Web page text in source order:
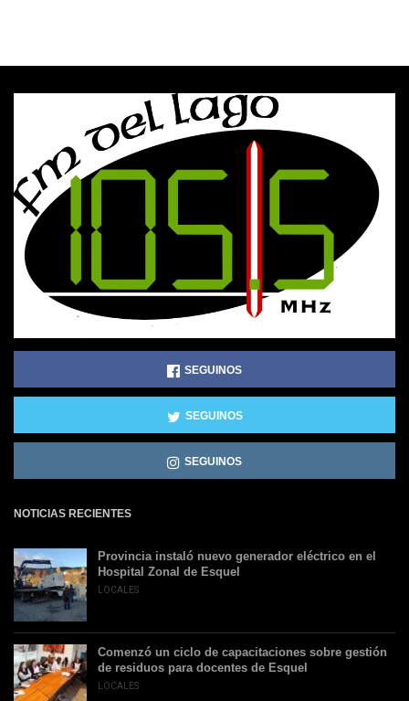
SEGUINOS
SEGUINOS
SEGUINOS
NOTICIAS RECIENTES
Provincia instaló nuevo generador eléctrico en el
Hospital Zonal de Esquel
LOCALES
Comenzó un ciclo de capacitaciones sobre gestión
de residuos para docentes de Esquel
LOCALES